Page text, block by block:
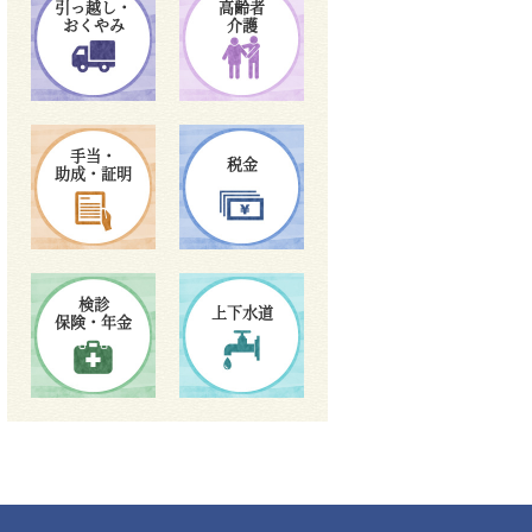
引っ越し・
おくやみ
高齢者
介護
手当・
助成・証明 税金
検診
保険・年金 上下水道